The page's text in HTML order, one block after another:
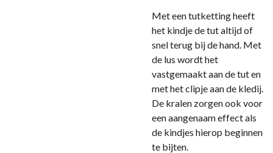
Met een tutketting heeft
het kindje de tut altijd of
snel terug bij de hand. Met
de lus wordt het
vastgemaakt aan de tut en
met het clipje aan de kledij.
De kralen zorgen ook voor
een aangenaam effect als
de kindjes hierop beginnen
te bijten.